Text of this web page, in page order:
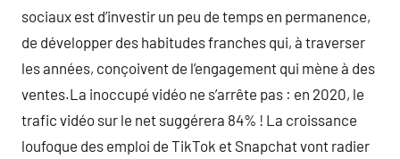
sociaux est d’investir un peu de temps en permanence,
de développer des habitudes franches qui, à traverser
les années, conçoivent de l’engagement qui mène à des
ventes.La inoccupé vidéo ne s’arrête pas : en 2020, le
trafic vidéo sur le net suggérera 84% ! La croissance
loufoque des emploi de TikTok et Snapchat vont radier